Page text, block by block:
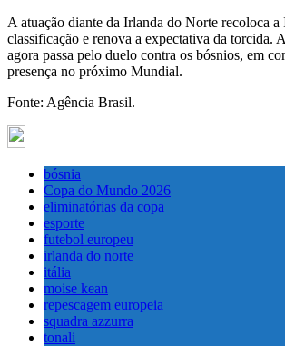
A atuação diante da Irlanda do Norte recoloca
classificação e renova a expectativa da torcida.
agora passa pelo duelo contra os bósnios, em
presença no próximo Mundial.
Fonte: Agência Brasil.
bósnia
Copa do Mundo 2026
eliminatórias da copa
esporte
futebol europeu
irlanda do norte
itália
moise kean
repescagem europeia
squadra azzurra
tonali